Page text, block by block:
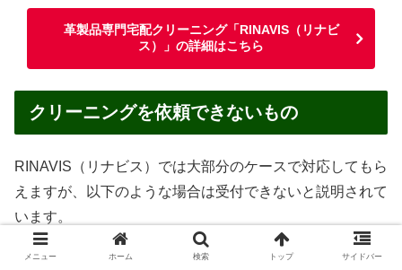
革製品専門宅配クリーニング「RINAVIS（リナビ
ス）」の詳細はこちら
クリーニングを依頼できないもの
RINAVIS（リナビス）では大部分のケースで対応してもら
えますが、以下のような場合は受付できないと説明されて
います。
汚物・嘔吐物がついたままのもの
メニュー ホーム 検索 トップ サイドバー